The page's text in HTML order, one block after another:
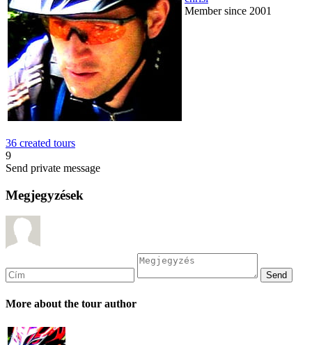
Member since 2001
36 created tours
9
Send private message
Megjegyzések
More about the tour author